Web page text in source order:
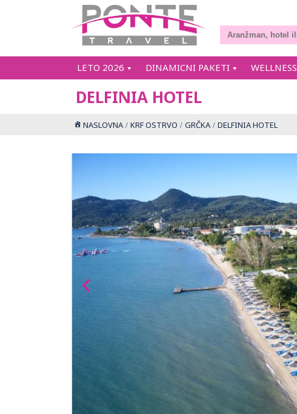
LETO 2026 DINAMICNI PAKETI WELLNESS
DELFINIA HOTEL
NASLOVNA KRF OSTRVO GRČKA DELFINIA HOTEL